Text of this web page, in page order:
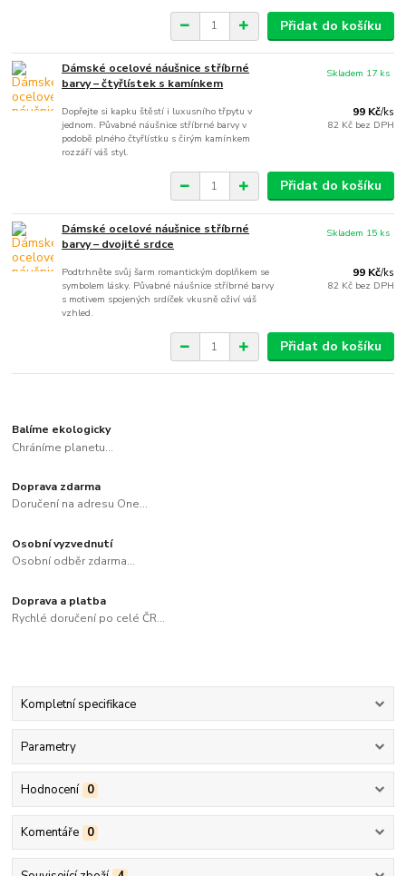
Přidat do košíku
Dámské ocelové náušnice stříbrné
barvy – čtyřlístek s kamínkem
Dopřejte si kapku štěstí i luxusního třpytu v
jednom. Půvabné náušnice stříbrné barvy v
podobě plného čtyřlístku s čirým kamínkem
rozzáří váš styl.
99 Kč/ks
82 Kč bez DPH
Skladem 17 ks
Přidat do košíku
Dámské ocelové náušnice stříbrné
barvy – dvojité srdce
Podtrhněte svůj šarm romantickým doplňkem se
symbolem lásky. Půvabné náušnice stříbrné barvy
s motivem spojených srdíček vkusně oživí váš
vzhled.
99 Kč/ks
82 Kč bez DPH
Skladem 15 ks
Přidat do košíku
Balíme ekologicky
Chráníme planetu...
Doprava zdarma
Doručení na adresu One...
Osobní vyzvednutí
Osobní odběr zdarma...
Doprava a platba
Rychlé doručení po celé ČR...
Kompletní specifikace
Parametry
Hodnocení 0
Komentáře 0